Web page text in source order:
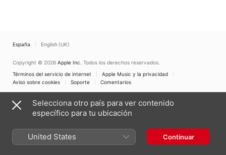
España English (UK)
Copyright © 2026 Apple Inc. Todos los derechos reservados.
Términos del servicio de internet
Apple Music y la privacidad
Aviso sobre cookies
Soporte Comentarios
Selecciona otro país para ver contenido
específico para tu ubicación
United States Continuar